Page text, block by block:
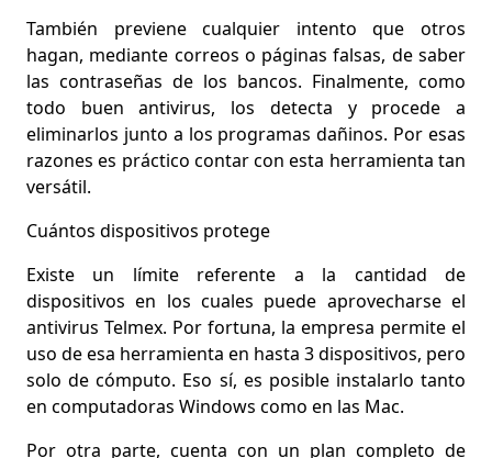
También previene cualquier intento que otros
hagan, mediante correos o páginas falsas, de saber
las contraseñas de los bancos. Finalmente, como
todo buen antivirus, los detecta y procede a
eliminarlos junto a los programas dañinos. Por esas
razones es práctico contar con esta herramienta tan
versátil.
Cuántos dispositivos protege
Existe un límite referente a la cantidad de
dispositivos en los cuales puede aprovecharse el
antivirus Telmex. Por fortuna, la empresa permite el
uso de esa herramienta en hasta 3 dispositivos, pero
solo de cómputo. Eso sí, es posible instalarlo tanto
en computadoras Windows como en las Mac.
Por otra parte, cuenta con un plan completo de